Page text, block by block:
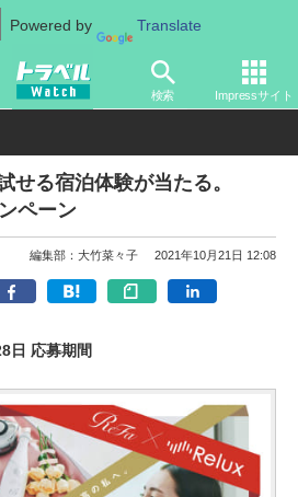
Powered by Translate
検索 Impressサイト
ホテル・旅館 宿泊
せる宿泊体験が当たる。
ペーン
編集部：大竹菜々子 2021年10月21日 12:08
日 応募期間